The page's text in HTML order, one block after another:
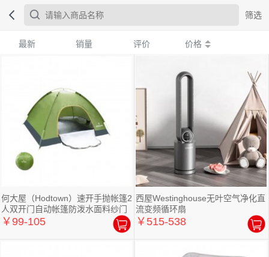
筛选
最新 销量 评价 价格
何大屋（Hodtown）速开手抛帐篷2
人双开门自动帐篷防泼水面料纱门
窗
￥99-105
西屋Westinghouse无叶空气净化直
流变频循环扇
￥515-538